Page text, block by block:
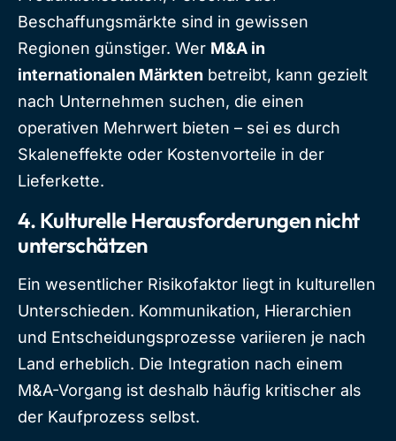
Beschaffungsmärkte sind in gewissen
Regionen günstiger. Wer M&A in
internationalen Märkten betreibt, kann gezielt
nach Unternehmen suchen, die einen
operativen Mehrwert bieten – sei es durch
Skaleneffekte oder Kostenvorteile in der
Lieferkette.
4. Kulturelle Herausforderungen nicht
unterschätzen
Ein wesentlicher Risikofaktor liegt in kulturellen
Unterschieden. Kommunikation, Hierarchien
und Entscheidungsprozesse variieren je nach
Land erheblich. Die Integration nach einem
M&A-Vorgang ist deshalb häufig kritischer als
der Kaufprozess selbst.